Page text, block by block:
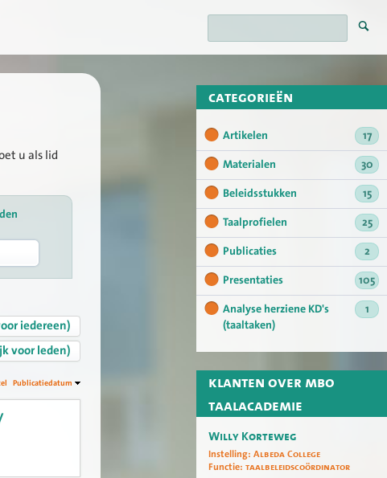
categorieën
Artikelen
17
Materialen
30
Beleidsstukken
15
Taalprofielen
25
Publicaties
2
Presentaties
105
Analyse herziene KD's
(taaltaken)
1
klanten over mbo
taalacademie
Willy Korteweg
Instelling: Albeda College
Functie: taalbeleidscoördinator
u als lid
iedereen)
voor leden)
Publicatiedatum